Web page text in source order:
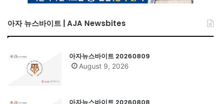
아자 뉴스바이트 | AJA Newsbites
아자뉴스바이트 20260809
August 9, 2026